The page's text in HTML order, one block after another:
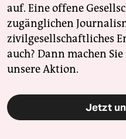
auf. Eine offene
zugänglichen
zivilgesellschaftliches
auch? Dann machen
unsere Aktion.
Jetzt